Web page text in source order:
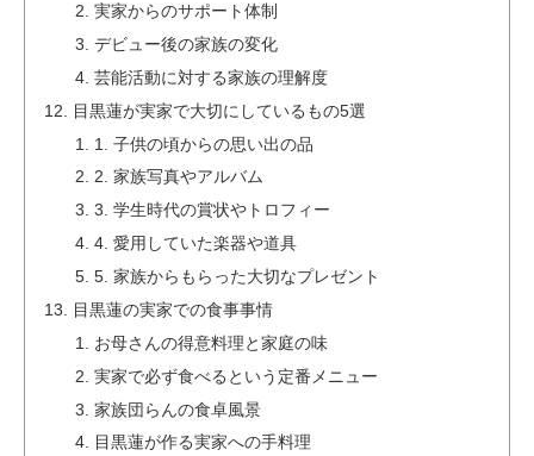
実家からのサポート体制
デビュー後の家族の変化
芸能活動に対する家族の理解度
目黒蓮が実家で大切にしているもの5選
1. 子供の頃からの思い出の品
2. 家族写真やアルバム
3. 学生時代の賞状やトロフィー
4. 愛用していた楽器や道具
5. 家族からもらった大切なプレゼント
目黒蓮の実家での食事事情
お母さんの得意料理と家庭の味
実家で必ず食べるという定番メニュー
家族団らんの食卓風景
目黒蓮が作る実家への手料理